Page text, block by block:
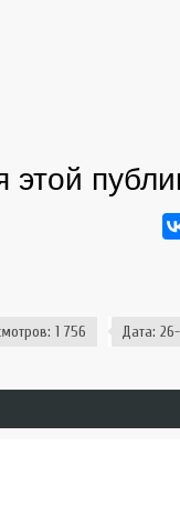
этой
1 756 Дата: 26-